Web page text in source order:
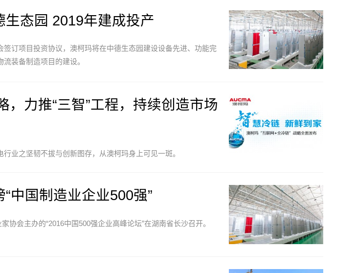
态园 2019年建成投产
订项目投资协议，澳柯玛将在中德生态园建设设备先进、功能完
装备制造项目的建设。
，力推“三智”工程，持续创造市场
业之坚韧不拔与创新图存，从澳柯玛身上可见一斑。
中国制造业企业500强”
协会主办的“2016中国500强企业高峰论坛”在湖南省长沙召开。